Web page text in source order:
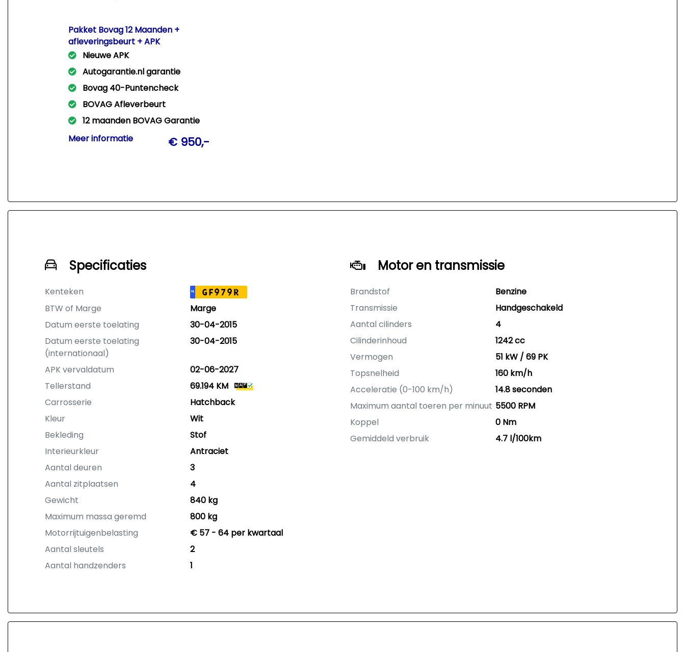
Pakket Bovag 12 Maanden +
afleveringsbeurt + APK
Nieuwe APK
Autogarantie.nl garantie
Bovag 40-Puntencheck
BOVAG Afleverbeurt
12 maanden BOVAG Garantie
Met dit pakket leveren wij Uw auto
rijklaar af met een nieuwe APK +
Meer informatie € 950,-
Specificaties
Kenteken NL GF979R
BTW of Marge
Marge
Datum eerste toelating
30-04-2015
Datum eerste toelating
(internationaal)
30-04-2015
APK vervaldatum
02-06-2027
Tellerstand
69.194 KM
Carrosserie
Hatchback
Kleur
Wit
Bekleding
Stof
Interieurkleur
Antraciet
Aantal deuren
3
Aantal zitplaatsen
4
Gewicht
840 kg
Maximum massa geremd
800 kg
Motorrijtuigenbelasting
€ 57 - 64 per kwartaal
Aantal sleutels
2
Aantal handzenders
1
Motor en transmissie
Brandstof
Benzine
Transmissie
Handgeschakeld
Aantal cilinders
4
Cilinderinhoud
1242 cc
Vermogen
51 kW / 69 PK
Topsnelheid
160 km/h
Acceleratie (0-100 km/h)
14.8 seconden
Maximum aantal toeren per minuut 5500 RPM
Koppel
0 Nm
Gemiddeld verbruik
4.7 l/100km